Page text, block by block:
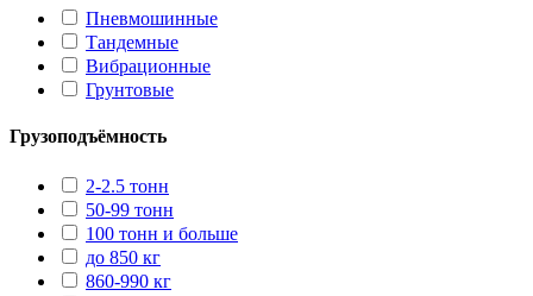
Пневмошинные
Тандемные
Вибрационные
Грунтовые
Грузоподъёмность
2-2.5 тонн
50-99 тонн
100 тонн и больше
до 850 кг
860-990 кг